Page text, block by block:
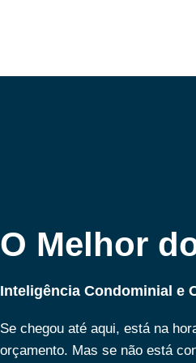
O Melhor
Inteligência Condominial e
Se chegou até aqui, está na
orçamento. Mas se não está